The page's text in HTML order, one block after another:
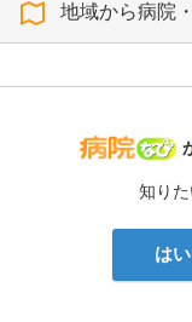
地域から病院
知り
はい